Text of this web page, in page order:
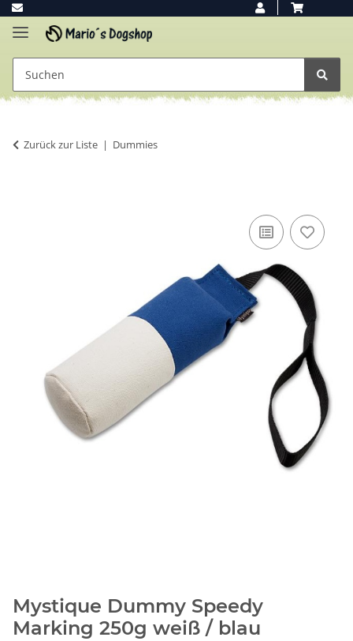
Zurück zur Liste Dummies
Mystique Dummy Speedy
Marking 250g weiß / blau